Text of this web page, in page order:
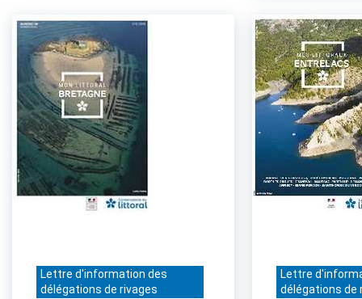
Lettre d'information des
délégations de rivages
Lettre
délégations de